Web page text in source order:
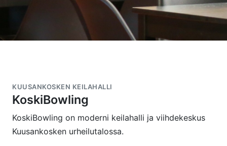
KUUSANKOSKEN KEILAHALLI
KoskiBowling
KoskiBowling on moderni keilahalli ja viihdekeskus
Kuusankosken urheilutalossa.